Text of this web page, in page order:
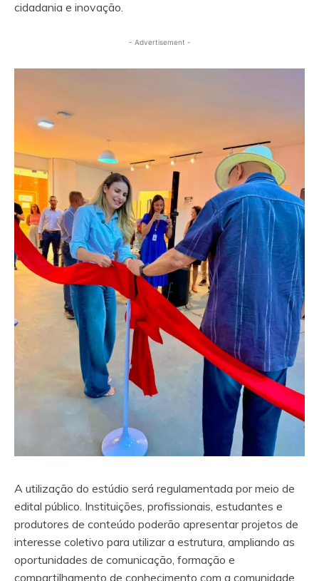
cidadania e inovação.
- Advertisement -
A utilização do estúdio será regulamentada por meio de
edital público. Instituições, profissionais, estudantes e
produtores de conteúdo poderão apresentar projetos de
interesse coletivo para utilizar a estrutura, ampliando as
oportunidades de comunicação, formação e
compartilhamento de conhecimento com a comunidade.